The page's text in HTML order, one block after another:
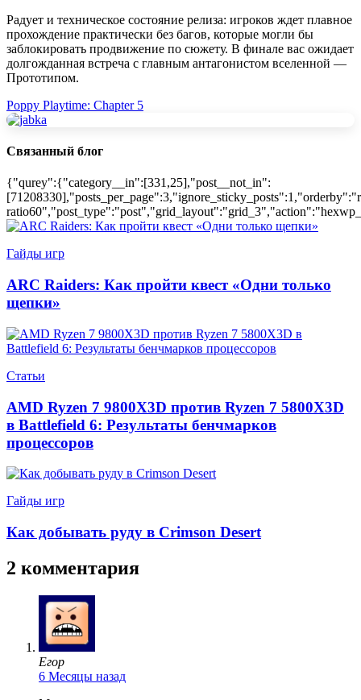
Радует и техническое состояние релиза: игроков ждет плавное
прохождение практически без багов, которые могли бы
заблокировать продвижение по сюжету. В финале вас ожидает
долгожданная встреча с главным антагонистом вселенной —
Прототипом.
Poppy Playtime: Chapter 5
Связанный блог
{"qurey":{"category__in":[331,25],"post__not_in":
Гайды игр
ARC Raiders: Как пройти квест «Одни только
щепки»
Статьи
AMD Ryzen 7 9800X3D против Ryzen 7 5800X3D
в Battlefield 6: Результаты бенчмарков
процессоров
Гайды игр
Как добывать руду в Crimson Desert
2 комментария
Егор
6 Месяцы назад